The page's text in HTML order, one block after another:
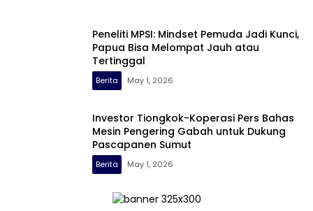
Peneliti MPSI: Mindset Pemuda Jadi Kunci,
Papua Bisa Melompat Jauh atau
Tertinggal
Berita May 1, 2026
Investor Tiongkok-Koperasi Pers Bahas
Mesin Pengering Gabah untuk Dukung
Pascapanen Sumut
Berita May 1, 2026